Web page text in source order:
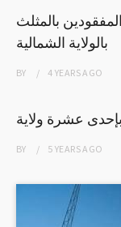
بالمثلث
بالولاية الشمالية
BY 4 YEARSAGO
عشرة ولاية
BY 5 YEARSAGO